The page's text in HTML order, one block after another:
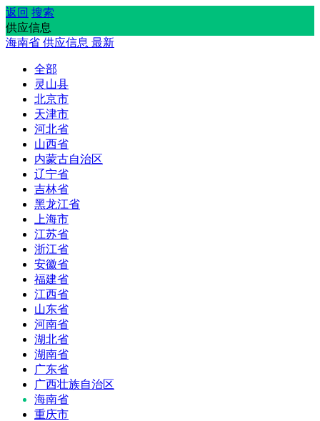
返回 搜索
供应信息
海南省 供应信息 最新
全部
灵山县
北京市
天津市
河北省
山西省
内蒙古自治区
辽宁省
吉林省
黑龙江省
上海市
江苏省
浙江省
安徽省
福建省
江西省
山东省
河南省
湖北省
湖南省
广东省
广西壮族自治区
海南省
重庆市